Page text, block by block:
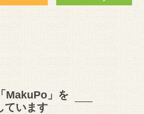
MakuPo」を
ています